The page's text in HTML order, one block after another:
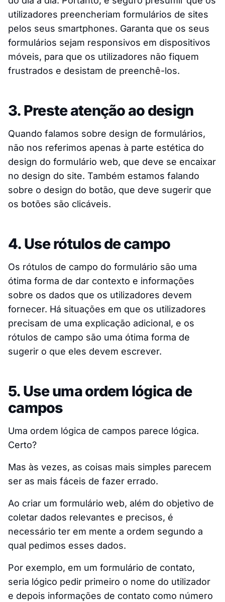
utilizadores preencheriam formulários de sites
pelos seus smartphones. Garanta que os seus
formulários sejam responsivos em dispositivos
móveis, para que os utilizadores não fiquem
frustrados e desistam de preenchê-los.
3. Preste atenção ao design
Quando falamos sobre design de formulários,
não nos referimos apenas à parte estética do
design do formulário web, que deve se encaixar
no design do site. Também estamos falando
sobre o design do botão, que deve sugerir que
os botões são clicáveis.
4. Use rótulos de campo
Os rótulos de campo do formulário são uma
ótima forma de dar contexto e informações
sobre os dados que os utilizadores devem
fornecer. Há situações em que os utilizadores
precisam de uma explicação adicional, e os
rótulos de campo são uma ótima forma de
sugerir o que eles devem escrever.
5. Use uma ordem lógica de
campos
Uma ordem lógica de campos parece lógica.
Certo?
Mas às vezes, as coisas mais simples parecem
ser as mais fáceis de fazer errado.
Ao criar um formulário web, além do objetivo de
coletar dados relevantes e precisos, é
necessário ter em mente a ordem segundo a
qual pedimos esses dados.
Por exemplo, em um formulário de contato,
seria lógico pedir primeiro o nome do utilizador
e depois informações de contato como número